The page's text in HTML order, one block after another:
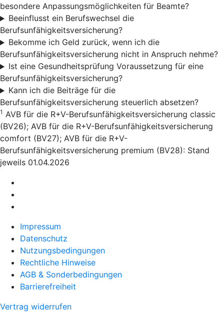
besondere Anpassungsmöglichkeiten für Beamte?
Beeinflusst ein Berufswechsel die
Berufsunfähigkeitsversicherung?
Bekomme ich Geld zurück, wenn ich die
Berufsunfähigkeitsversicherung nicht in Anspruch nehme?
Ist eine Gesundheitsprüfung Voraussetzung für eine
Berufsunfähigkeitsversicherung?
Kann ich die Beiträge für die
Berufsunfähigkeitsversicherung steuerlich absetzen?
1 AVB für die R+V-Berufsunfähigkeitsversicherung classic
(BV26); AVB für die R+V-Berufsunfähigkeitsversicherung
comfort (BV27); AVB für die R+V-
Berufsunfähigkeitsversicherung premium (BV28): Stand
jeweils 01.04.2026
Impressum
Datenschutz
Nutzungsbedingungen
Rechtliche Hinweise
AGB & Sonderbedingungen
Barrierefreiheit
Vertrag widerrufen